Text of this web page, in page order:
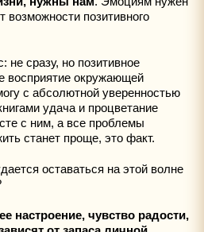
возможности позитивного
не сразу, но позитивное
восприятие окружающей
с абсолютной уверенностью
удача и процветание
с ним, а все проблемы
станет проще, это факт.
оставаться на этой волне
настроение, чувство радости,